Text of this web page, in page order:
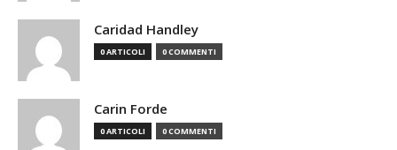
Caridad Handley
0 ARTICOLI 0 COMMENTI
Carin Forde
0 ARTICOLI 0 COMMENTI